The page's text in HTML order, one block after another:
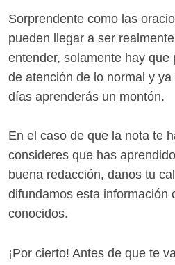
Sorprendente como las
pueden llegar a ser
entender, solamente hay que
de atención de lo normal y
días aprenderás un montón.
En el caso de que la nota te
consideres que has
buena redacción, danos tu
difundamos esta información
conocidos.
¡Por cierto! Antes de que te